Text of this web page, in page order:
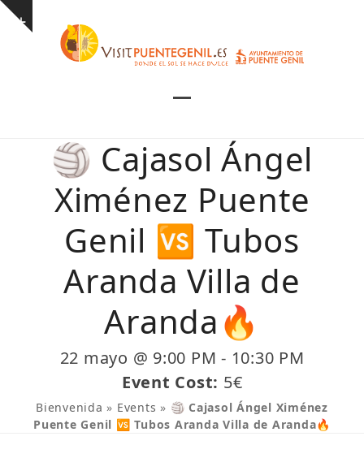
Skip
Show
mobile
menu
mobile
menu
🏐 Cajasol Ángel
Ximénez Puente
Genil 🆚 Tubos
Aranda Villa de
Aranda🔥
22 mayo @ 9:00 PM - 10:30 PM
Event Cost: 5€
Bienvenida » Events » 🏐 Cajasol Ángel Ximénez
Puente Genil 🆚 Tubos Aranda Villa de Aranda🔥